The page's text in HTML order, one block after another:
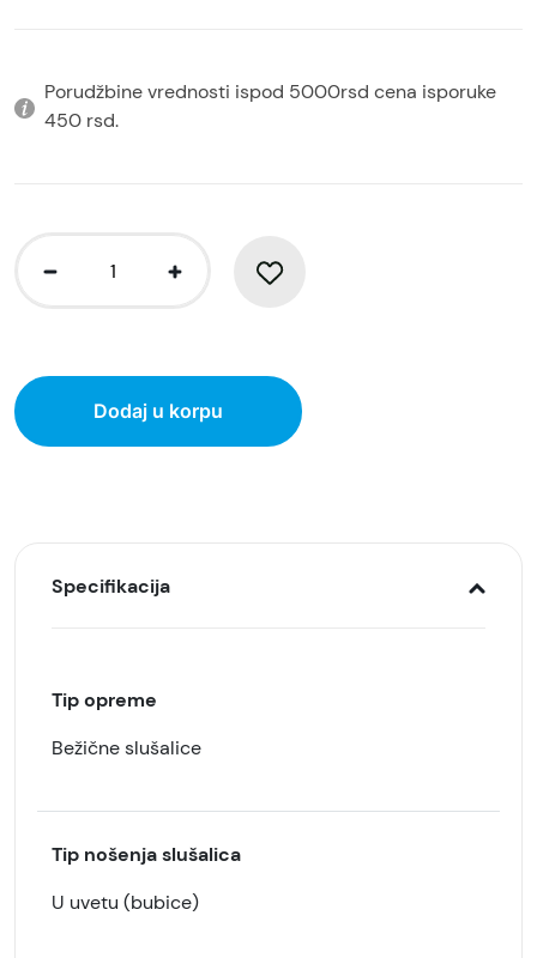
Porudžbine vrednosti ispod 5000rsd cena isporuke
450 rsd.
Dodaj u korpu
Specifikacija
Tip opreme
Bežične slušalice
Tip nošenja slušalica
U uvetu (bubice)